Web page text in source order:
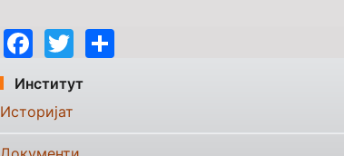
Facebook
Twitter
Институт
Историјат